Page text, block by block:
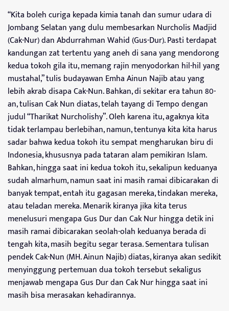
“Kita boleh curiga kepada kimia tanah dan sumur udara di
Jombang Selatan yang dulu membesarkan Nurcholis Madjid
(Cak-Nur) dan Abdurrahman Wahid (Gus-Dur). Pasti terdapat
kandungan zat tertentu yang aneh di sana yang mendorong
kedua tokoh gila itu, memang rajin menyodorkan hil-hil yang
mustahal,” tulis budayawan Emha Ainun Najib atau yang
lebih akrab disapa Cak-Nun. Bahkan, di sekitar era tahun 80-
an, tulisan Cak Nun diatas, telah tayang di Tempo dengan
judul “Tharikat Nurcholishy”. Oleh karena itu, agaknya kita
tidak terlampau berlebihan, namun, tentunya kita kita harus
sadar bahwa kedua tokoh itu sempat mengharukan biru di
Indonesia, khususnya pada tataran alam pemikiran Islam.
Bahkan, hingga saat ini kedua tokoh itu, sekalipun keduanya
sudah almarhum, namun saat ini masih ramai dibicarakan di
banyak tempat, entah itu gagasan mereka, tindakan mereka,
atau teladan mereka. Menarik kiranya jika kita terus
menelusuri mengapa Gus Dur dan Cak Nur hingga detik ini
masih ramai dibicarakan seolah-olah keduanya berada di
tengah kita, masih begitu segar terasa. Sementara tulisan
pendek Cak-Nun (MH. Ainun Najib) diatas, kiranya akan sedikit
menyinggung pertemuan dua tokoh tersebut sekaligus
menjawab mengapa Gus Dur dan Cak Nur hingga saat ini
masih bisa merasakan kehadirannya.